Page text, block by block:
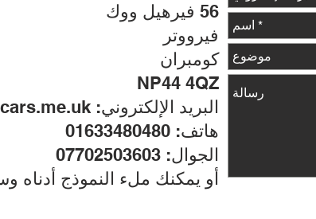
56 فيرهيل ووك
فيرووتر
كومبران
NP44 4QZ
البريد الإلكتروني:
هاتف: 01633480480
الجوال: 07702503603
أو يمكنك ملء النموذج أدناه